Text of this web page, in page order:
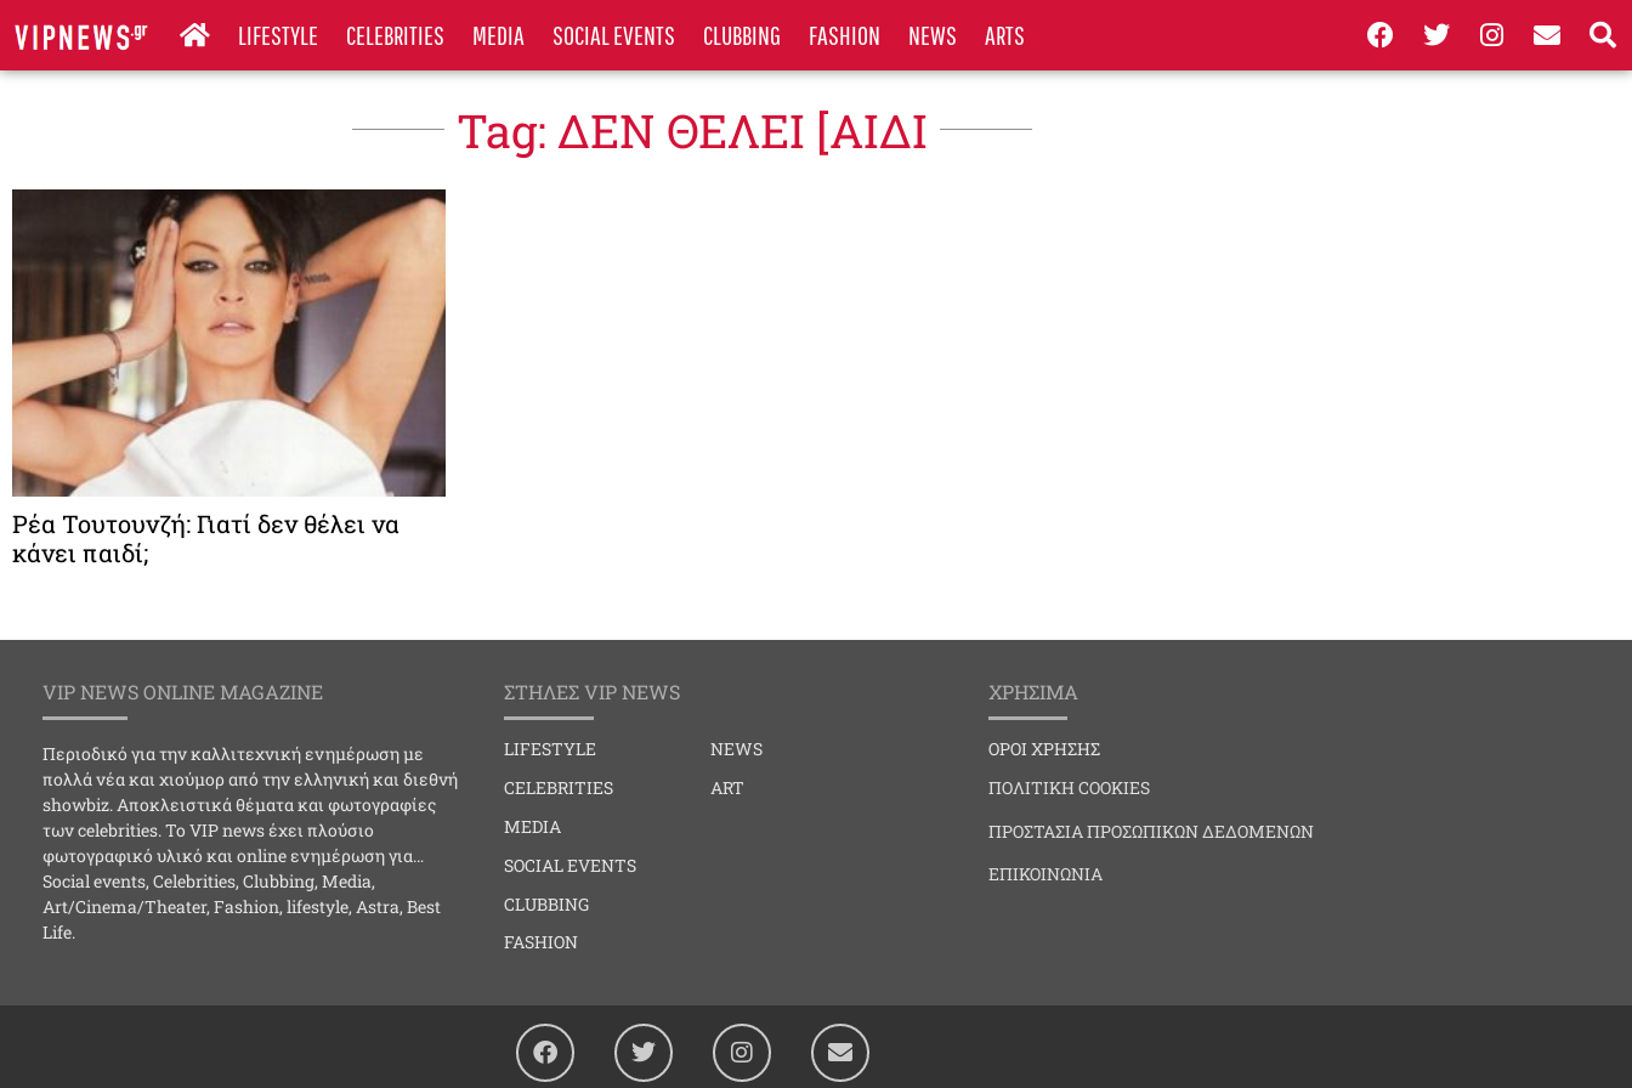
LIFESTYLE CELEBRITIES MEDIA SOCIAL EVENTS CLUBBING FASHION NEWS ARTS
Tag: ΔΕΝ ΘΕΛΕΙ [ΑΙΔΙ
Ρέα Τουτουνζή: Γιατί δεν θέλει να
κάνει παιδί;
VIP NEWS ONLINE MAGAZINE
Περιοδικό για την καλλιτεχνική ενημέρωση με
πολλά νέα και χιούμορ από την ελληνική και διεθνή
showbiz. Αποκλειστικά θέματα και φωτογραφίες
των celebrities. Το VIP news έχει πλούσιο
φωτογραφικό υλικό και online ενημέρωση για…
Social events, Celebrities, Clubbing, Media,
Art/Cinema/Theater, Fashion, lifestyle, Astra, Best
Life.
ΣΤΗΛΕΣ VIP NEWS
LIFESTYLE
CELEBRITIES
MEDIA
SOCIAL EVENTS
CLUBBING
FASHION
NEWS
ART
ΧΡΗΣΙΜΑ
ΟΡΟΙ ΧΡΗΣΗΣ
ΠΟΛΙΤΙΚΗ COOKIES
ΠΡΟΣΤΑΣΙΑ ΠΡΟΣΩΠΙΚΩΝ ΔΕΔΟΜΕΝΩΝ
ΕΠΙΚΟΙΝΩΝΙΑ